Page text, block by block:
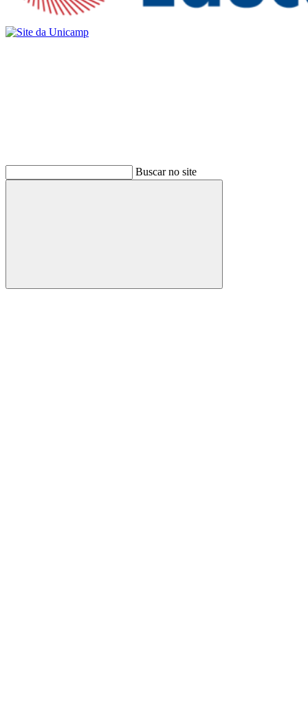
Buscar no site
Buscar